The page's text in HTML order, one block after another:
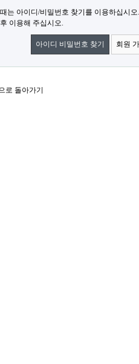
는 아이디/비밀번호 찾기를 이용하십시오.
이용해 주십시오.
아이디 비밀번호 찾기 회원
로 돌아가기